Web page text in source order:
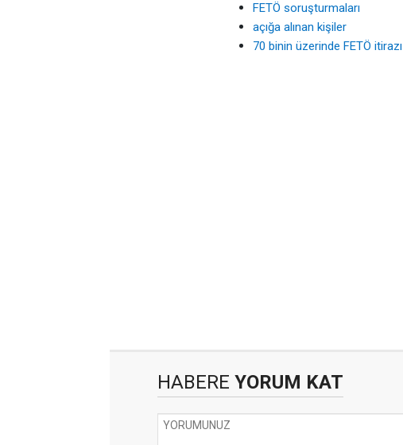
FETÖ soruşturmaları
açığa alınan kişiler
70 binin üzerinde FETÖ itirazı
HABERE YORUM KAT